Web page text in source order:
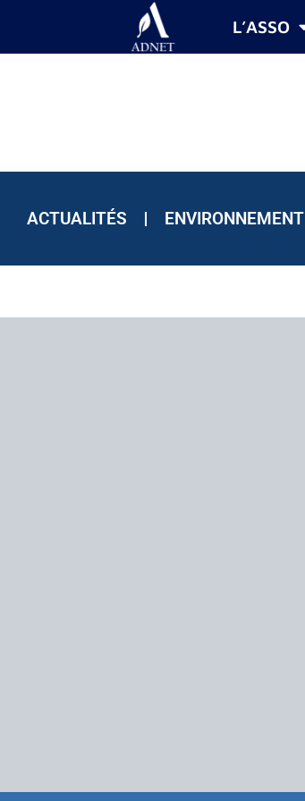
L’ASSO
ACTUALITÉS ENVIRONNEMENT